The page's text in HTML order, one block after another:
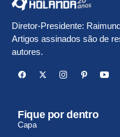
Diretor-Presidente:
Artigos assinados são de
autores.
Fique por dentro
Capa